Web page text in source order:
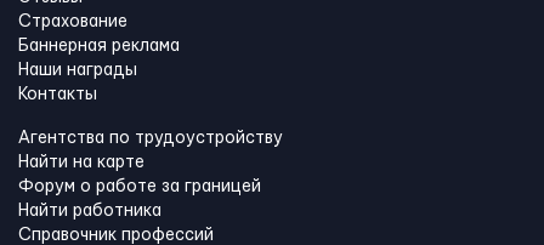
Страхование
Баннерная реклама
Наши награды
Контакты
Агентства по трудоустройству
Найти на карте
Форум о работе за границей
Найти работника
Справочник профессий